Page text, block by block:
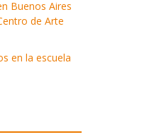
Buenos Aires
de Arte
en la escuela